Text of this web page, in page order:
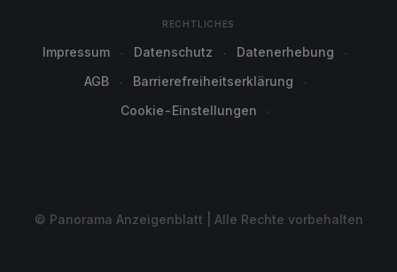
RECHTLICHES
Impressum Datenschutz
Datenerhebung
AGB
Barrierefreiheitserklärung
Cookie-Einstellungen
© Panorama Anzeigenblatt | Alle Rechte vorbehalten